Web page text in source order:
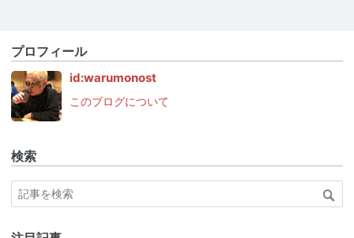
プロフィール
id:warumonost
このブログについて
検索